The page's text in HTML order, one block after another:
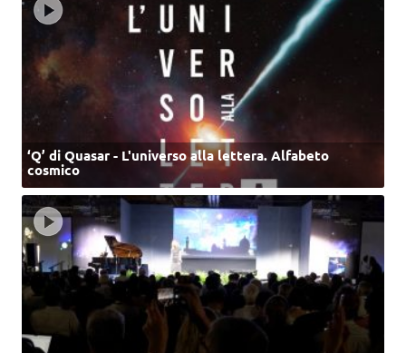
‘Q’ di Quasar - L'universo alla lettera. Alfabeto
cosmico